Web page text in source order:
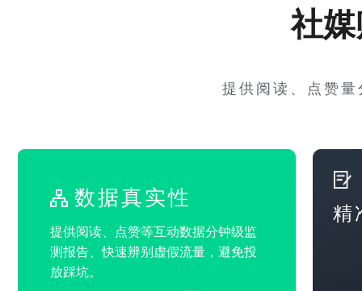
社
提供阅读、点赞
数据真实性
提供阅读、点赞等互动数据分钟级监
测报告、快速辨别虚假流量，避免投
放踩坑。
精